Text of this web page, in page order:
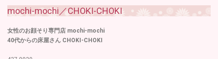
mochi-mochi／CHOKI-CHOKI
女性のお顔そり専門店 mochi-mochi
40代からの床屋さん CHOKI-CHOKI